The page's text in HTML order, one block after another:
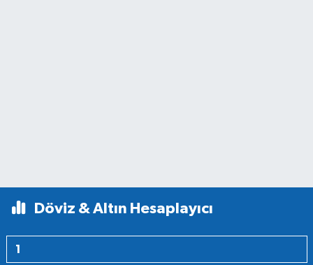
Döviz & Altın Hesaplayıcı